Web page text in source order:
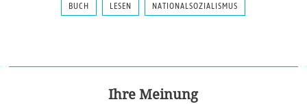
BUCH LESEN NATIONALSOZIALISMUS
Ihre Meinung